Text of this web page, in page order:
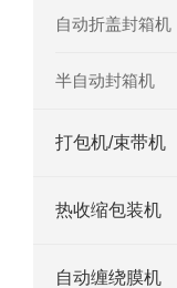
自动折盖封箱机
半自动封箱机
打包机/束带机
热收缩包装机
自动缠绕膜机